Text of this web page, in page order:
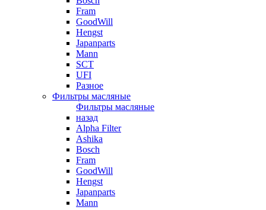
Fram
GoodWill
Hengst
Japanparts
Mann
SCT
UFI
Разное
Фильтры масляные
Фильтры масляные
назад
Alpha Filter
Ashika
Bosch
Fram
GoodWill
Hengst
Japanparts
Mann